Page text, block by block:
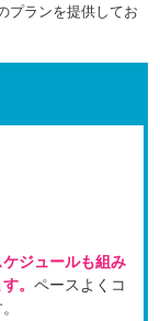
プランを提供してお
ケジュールも組み
。 ペースよくコ